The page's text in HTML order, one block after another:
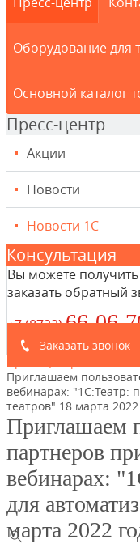
Оборудование для
Основной каталог
Пресс-центр
Акции
Новости
Новости 1С
Консультация
Вы можете
заказать обратный
+7 (8722)66-06-
Заказать звонок
Приглашаем
вебинарах: "1С:Театр:
театров" 18 марта 2022
Приглашаем
партнеров
вебинарах:
для
марта 2022